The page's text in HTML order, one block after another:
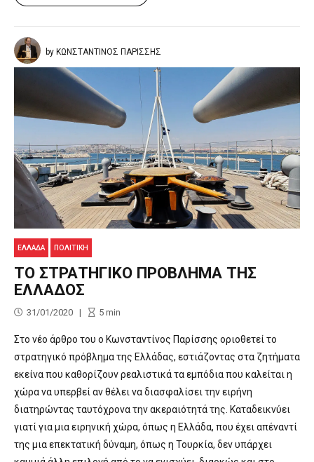
by ΚΩΝΣΤΑΝΤΙΝΟΣ ΠΑΡΙΣΣΗΣ
ΕΛΛΑΔΑ ΠΟΛΙΤΙΚΉ
ΤΟ ΣΤΡΑΤΗΓΙΚΟ ΠΡΟΒΛΗΜΑ ΤΗΣ
ΕΛΛΑΔΟΣ
31/01/2020 5min
Στο νέο άρθρο του ο Κωνσταντίνος Παρίσσης οριοθετεί το
στρατηγικό πρόβλημα της Ελλάδας, εστιάζοντας στα ζητήματα
εκείνα που καθορίζουν ρεαλιστικά τα εμπόδια που καλείται η
χώρα να υπερβεί αν θέλει να διασφαλίσει την ειρήνη
διατηρώντας ταυτόχρονα την ακεραιότητά της. Καταδεικνύει
γιατί για μια ειρηνική χώρα, όπως η Ελλάδα, που έχει απέναντί
της μια επεκτατική δύναμη, όπως η Τουρκία, δεν υπάρχει